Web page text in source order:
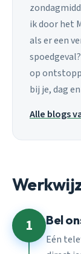
ik door het
als er een
op
bij je, dag
Alle blogs
1 Bel
Eén